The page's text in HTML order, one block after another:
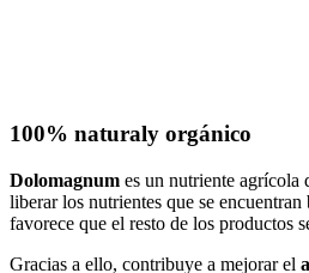
100% naturaly orgánico
Dolomagnum es un nutriente agrícola
liberar los nutrientes que se
favorece que el resto de los productos
Gracias a ello, contribuye a mejorar el